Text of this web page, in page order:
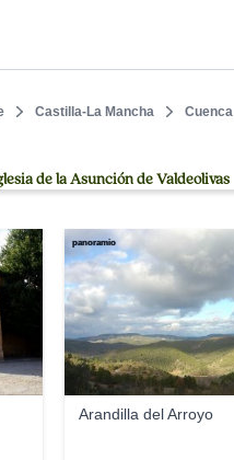
Castilla-La Mancha Cuenca
de la Asunción de Valdeolivas
Arandilla del Arroyo
panoramio